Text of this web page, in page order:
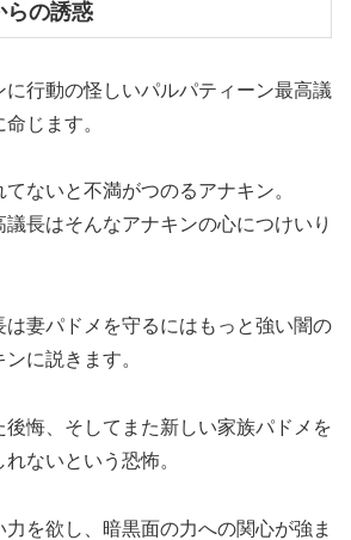
らの誘惑
に行動の怪しいパルパティーン最高議
じます。
ないと不満がつのるアナキン。
長はそんなアナキンの心につけいり
は妻パドメを守るにはもっと強い闇の
に説きます。
悔、そしてまた新しい家族パドメを
ないという恐怖。
を欲し、暗黒面の力への関心が強ま